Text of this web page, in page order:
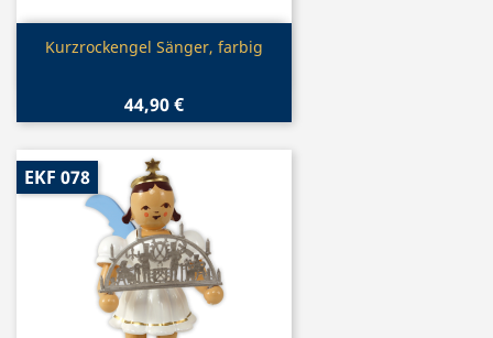
Vorschau
Kurzrockengel Sänger, farbig
44,90 €
EKF 078